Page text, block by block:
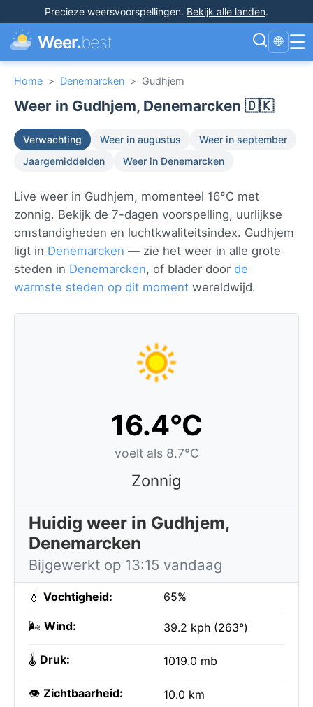
Precieze weersvoorspellingen. Bekijk alle landen.
Weer.best 🌐 ☰
Home > Denemarcken > Gudhjem
Weer in Gudhjem, Denemarcken 🇩🇰
Verwachting Weer in augustus
Weer in september
Jaargemiddelden
Weer in Denemarcken
Live weer in Gudhjem, momenteel 16°C met
zonnig. Bekijk de 7-dagen voorspelling, uurlijkse
omstandigheden en luchtkwaliteitsindex. Gudhjem
ligt in Denemarcken — zie het weer in alle grote
steden in Denemarcken, of blader door de
warmste steden op dit moment wereldwijd.
16.4°C
voelt als 8.7°C
Zonnig
Huidig weer in Gudhjem,
Denemarcken
Bijgewerkt op 13:15 vandaag
💧 Vochtigheid: 65%
🌬️ Wind: 39.2 kph (263°)
🌡️ Druk: 1019.0 mb
👁️ Zichtbaarheid: 10.0 km